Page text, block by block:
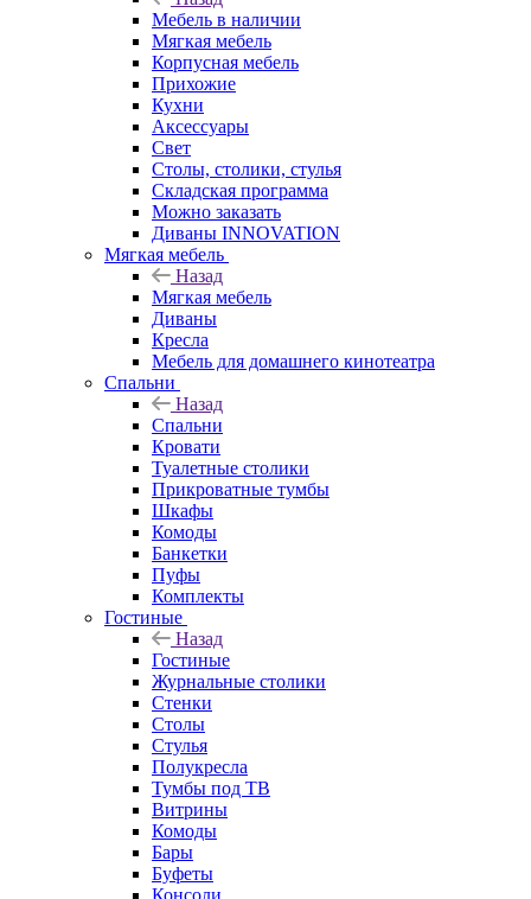
Мебель в наличии
Мягкая мебель
Корпусная мебель
Прихожие
Кухни
Аксессуары
Свет
Столы, столики, стулья
Складская программа
Можно заказать
Диваны INNOVATION
Мягкая мебель
Назад
Мягкая мебель
Диваны
Кресла
Мебель для домашнего кинотеатра
Спальни
Назад
Спальни
Кровати
Туалетные столики
Прикроватные тумбы
Шкафы
Комоды
Банкетки
Пуфы
Комплекты
Гостиные
Назад
Гостиные
Журнальные столики
Стенки
Столы
Стулья
Полукресла
Тумбы под ТВ
Витрины
Комоды
Бары
Буфеты
Консоли